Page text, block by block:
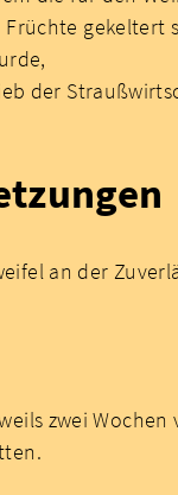
gekeltert
der
an der
zwei